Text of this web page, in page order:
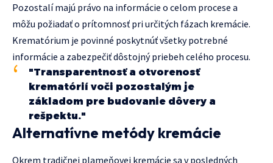
Pozostalí majú právo na informácie o celom procese a
môžu požiadať o prítomnosť pri určitých fázach kremácie.
Krematórium je povinné poskytnúť všetky potrebné
informácie a zabezpečiť dôstojný priebeh celého procesu.
"Transparentnosť a otvorenosť
krematórií voči pozostalým je
základom pre budovanie dôvery a
rešpektu."
Alternatívne metódy kremácie
Okrem tradičnej plameňovej kremácie sa v posledných